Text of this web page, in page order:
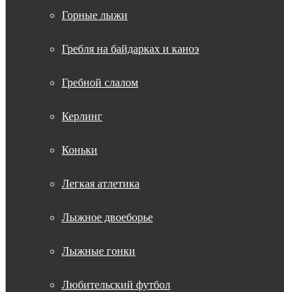
Горные лыжи
Гребля на байдарках и каноэ
Гребной слалом
Керлинг
Коньки
Легкая атлетика
Лыжное двоеборье
Лыжные гонки
Любительский футбол